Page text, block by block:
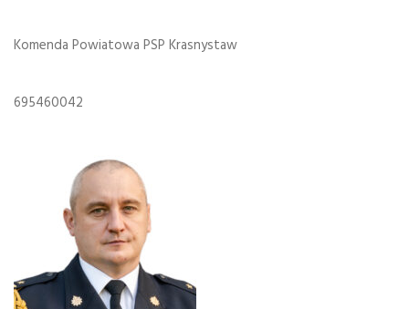
Komenda Powiatowa PSP Krasnystaw
695460042